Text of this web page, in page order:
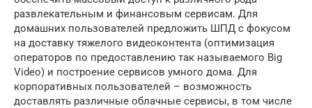
развлекательным и финансовым сервисам. Для
домашних пользователей предложить ШПД с фокусом
на доставку тяжелого видеоконтента (оптимизация
операторов по предоставлению так называемого Big
Video) и построение сервисов умного дома. Для
корпоративных пользователей – возможность
доставлять различные облачные сервисы, в том числе